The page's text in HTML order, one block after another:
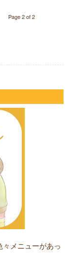
Page 2 of 2
メニューがあっ